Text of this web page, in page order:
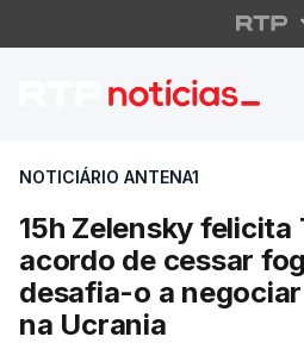
15h
NOTICIÁRIO ANTENA1
15h Zelensky felicita
acordo de cessar
desafia-o a
na Ucrania